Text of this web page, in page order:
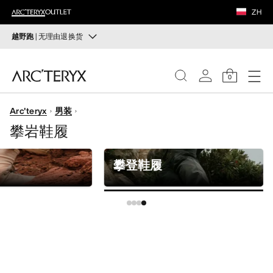
ZH
越野跑| 无理由退换货
打造全套越野跑装备
无理由退换货
改变主意了？ 30天内购买的符合条件的商品可退换货。
开始免费退货。
0
女士
男士
鞋履
装备
VEILANCE
发现
Arc'teryx 男装
攀岩鞋履
攀登鞋履